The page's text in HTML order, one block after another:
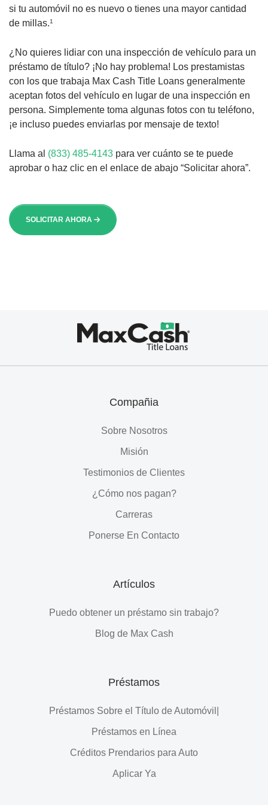
si tu automóvil no es nuevo o tienes una mayor cantidad
de millas.1
¿No quieres lidiar con una inspección de vehículo para un
préstamo de título? ¡No hay problema! Los prestamistas
con los que trabaja Max Cash Title Loans generalmente
aceptan fotos del vehículo en lugar de una inspección en
persona. Simplemente toma algunas fotos con tu teléfono,
¡e incluso puedes enviarlas por mensaje de texto!
Llama al (833) 485-4143 para ver cuánto se te puede
aprobar o haz clic en el enlace de abajo “Solicitar ahora”.
SOLICITAR AHORA
Compañia
Sobre Nosotros
Misión
Testimonios de Clientes
¿Cómo nos pagan?
Carreras
Ponerse En Contacto
Artículos
Puedo obtener un préstamo sin trabajo?
Blog de Max Cash
Préstamos
Préstamos Sobre el Título de Automóvil|
Préstamos en Línea
Créditos Prendarios para Auto
Aplicar Ya